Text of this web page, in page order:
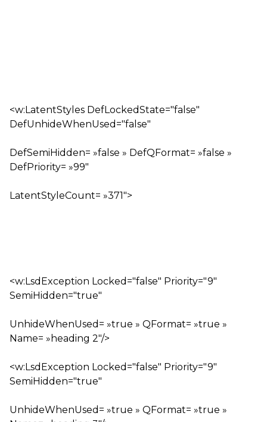
<w:LatentStyles DefLockedState="false"
DefUnhideWhenUsed="false"
DefSemiHidden= »false » DefQFormat= »false »
DefPriority= »99″
LatentStyleCount= »371″>
<w:LsdException Locked="false" Priority="9"
SemiHidden="true"
UnhideWhenUsed= »true » QFormat= »true »
Name= »heading 2″/>
<w:LsdException Locked="false" Priority="9"
SemiHidden="true"
UnhideWhenUsed= »true » QFormat= »true »